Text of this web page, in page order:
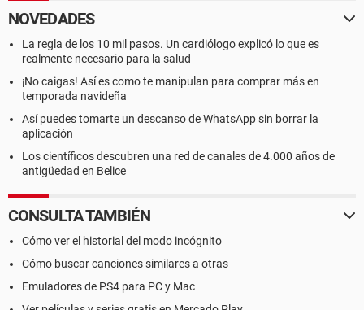
NOVEDADES
La regla de los 10 mil pasos. Un cardiólogo explicó lo que es
realmente necesario para la salud
¡No caigas! Así es como te manipulan para comprar más en
temporada navideña
Así puedes tomarte un descanso de WhatsApp sin borrar la
aplicación
Los científicos descubren una red de canales de 4.000 años de
antigüedad en Belice
CONSULTA TAMBIÉN
Cómo ver el historial del modo incógnito
Cómo buscar canciones similares a otras
Emuladores de PS4 para PC y Mac